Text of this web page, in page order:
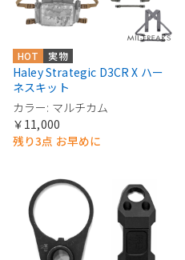
実物
HOT
Haley Strategic D3CR X ハー
ネスキット
カラー: マルチカム
￥11,000
残り3点 お早めに